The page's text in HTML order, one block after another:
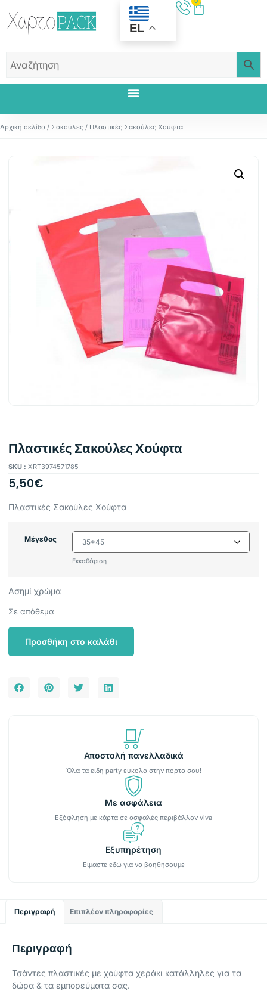
EL
Αρχική σελίδα / Σακούλες / Πλαστικές Σακούλες Χούφτα
Πλαστικές Σακούλες Χούφτα
SKU : XRT3974571785
5,50€
Πλαστικές Σακούλες Χούφτα
Μέγεθος
Εκκαθάριση
Ασημί χρώμα
Σε απόθεμα
Προσθήκη στο καλάθι
Αποστολή πανελλαδικά
Όλα τα είδη party εύκολα στην πόρτα σου!
Με ασφάλεια
Εξόφληση με κάρτα σε ασφαλές περιβάλλον viva
Εξυπηρέτηση
Είμαστε εδώ για να βοηθήσουμε
Περιγραφή Επιπλέον πληροφορίες
Περιγραφή
Τσάντες πλαστικές με χούφτα χεράκι κατάλληλες για τα
δώρα & τα εμπορεύματα σας.